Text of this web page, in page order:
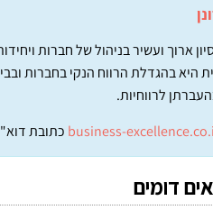
ארוך ועשיר בניהול של חברות
היא בהגדלת הרווח הנקי בחברות
לרווחיות.
business- כתובת
דומים